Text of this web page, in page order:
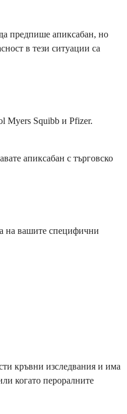
предпише апиксабан, но
в тези ситуации са
Myers Squibb и Pfizer.
апиксабан с търговско
на вашите специфични
кръвни изследвания и има
когато пероралните